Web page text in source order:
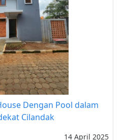
Dengan Pool dalam
Cilandak
14 April 2025